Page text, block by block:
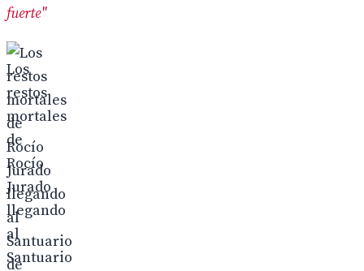
fuerte"
Los
restos
mortales
de
Rocío
Jurado
llegando
al
Santuario